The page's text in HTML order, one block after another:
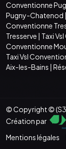
Conventionne
Pugny-Chatenod |
Conventionne
Tresserve | Taxi
Conventionne
Taxi Vsl
Aix-les-Bains |
© Copyright © (S3)
Création par
Mentions légales